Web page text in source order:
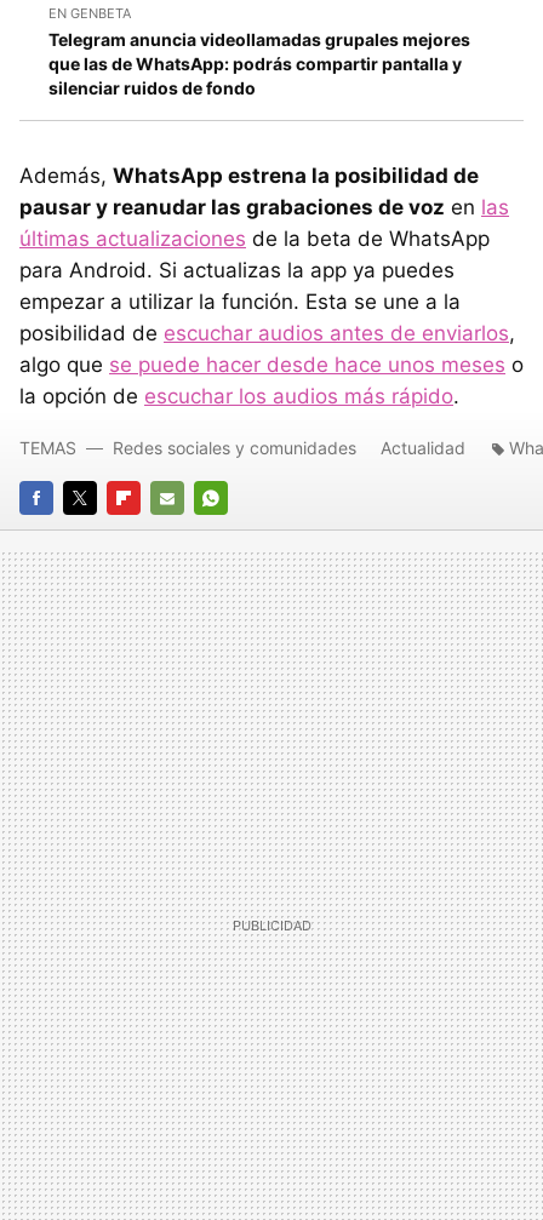
EN GENBETA
Telegram anuncia videollamadas grupales mejores
que las de WhatsApp: podrás compartir pantalla y
silenciar ruidos de fondo
Además, WhatsApp estrena la posibilidad de
pausar y reanudar las grabaciones de voz en las
últimas actualizaciones de la beta de WhatsApp
para Android. Si actualizas la app ya puedes
empezar a utilizar la función. Esta se une a la
posibilidad de escuchar audios antes de enviarlos,
algo que se puede hacer desde hace unos meses o
la opción de escuchar los audios más rápido.
FACEBOOK
TWITTERFLIPBOARD
E-
MAIL
WHATSAPP
TEMAS Redes sociales y comunidades Actualidad